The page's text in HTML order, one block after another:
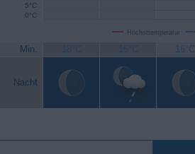
Höchsttemperatur
0°C
5°C
Min. 18°C 16°C 16°C
Nacht